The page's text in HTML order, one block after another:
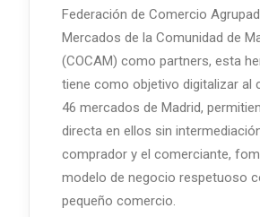
Federación de Comercio
Mercados de la Comunidad de
(COCAM) como partners, esta
tiene como objetivo digitalizar al
46 mercados de Madrid,
directa en ellos sin
comprador y el comerciante,
modelo de negocio respetuoso
pequeño comercio.